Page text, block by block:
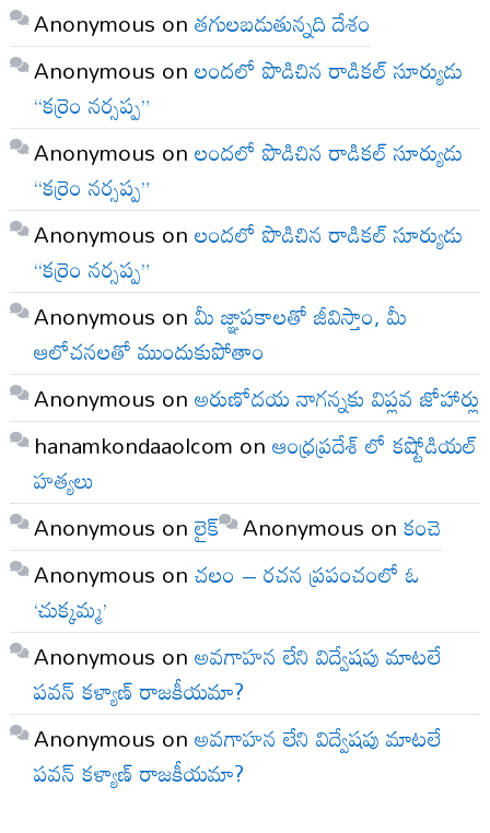
Anonymous onతగులబడుతున్నది దేశం
Anonymous onలందలో పొడిచిన రాడికల్ సూర్యుడు
“కర్రెం నర్సప్ప”
Anonymous onలందలో పొడిచిన రాడికల్ సూర్యుడు
“కర్రెం నర్సప్ప”
Anonymous onలందలో పొడిచిన రాడికల్ సూర్యుడు
“కర్రెం నర్సప్ప”
Anonymous onమీ జ్ఞాపకాలతో జీవిస్తాం, మీ
ఆలోచనలతో ముందుకుపోతాం
Anonymous onఅరుణోదయ నాగన్నకు విప్లవ జోహార్లు
hanamkondaaolcom onఆంధ్రప్రదేశ్ లో కష్టోడియల్
హత్యలు
Anonymous onలైక్ Anonymous onకంచె
Anonymous onచలం – రచన ప్రపంచంలో ఓ
‘చుక్కమ్మ’
Anonymous onఅవగాహన లేని విద్వేషపు మాటలే
పవన్ కళ్యాణ్ రాజకీయమా?
Anonymous onఅవగాహన లేని విద్వేషపు మాటలే
పవన్ కళ్యాణ్ రాజకీయమా?